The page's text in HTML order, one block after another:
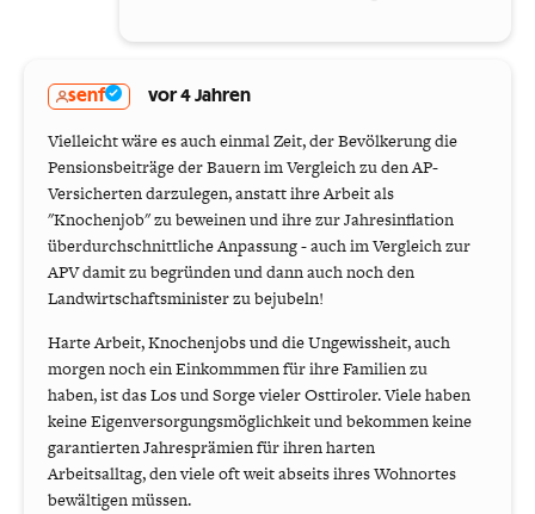
senf vor 4 Jahren
Vielleicht wäre es auch einmal Zeit, der Bevölkerung die
Pensionsbeiträge der Bauern im Vergleich zu den AP-
Versicherten darzulegen, anstatt ihre Arbeit als
"Knochenjob" zu beweinen und ihre zur Jahresinflation
überdurchschnittliche Anpassung - auch im Vergleich zur
APV damit zu begründen und dann auch noch den
Landwirtschaftsminister zu bejubeln!
Harte Arbeit, Knochenjobs und die Ungewissheit, auch
morgen noch ein Einkommmen für ihre Familien zu
haben, ist das Los und Sorge vieler Osttiroler. Viele haben
keine Eigenversorgungsmöglichkeit und bekommen keine
garantierten Jahresprämien für ihren harten
Arbeitsalltag, den viele oft weit abseits ihres Wohnortes
bewältigen müssen.